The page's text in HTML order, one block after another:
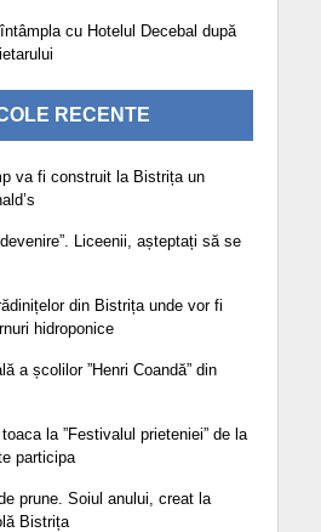
cu Hotelul Decebal după
RECENTE
va fi construit la Bistrița un
Liceenii, așteptați să se
din Bistrița unde vor fi
hidroponice
a școlilor ”Henri Coandă” din
la ”Festivalul prieteniei” de la
participa
prune. Soiul anului, creat la
Bistrița